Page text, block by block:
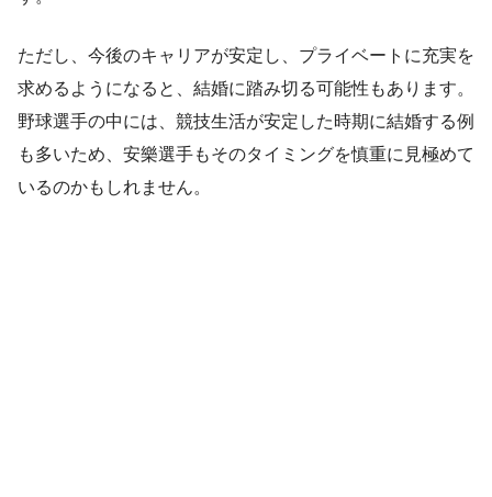
ただし、今後のキャリアが安定し、プライベートに充実を
求めるようになると、結婚に踏み切る可能性もあります。
野球選手の中には、競技生活が安定した時期に結婚する例
も多いため、安樂選手もそのタイミングを慎重に見極めて
いるのかもしれません。